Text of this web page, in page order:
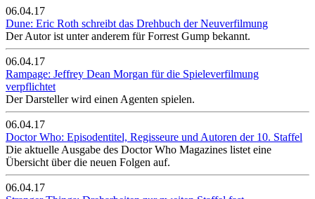
06.04.17
Dune: Eric Roth schreibt das Drehbuch der Neuverfilmung
Der Autor ist unter anderem für Forrest Gump bekannt.
06.04.17
Rampage: Jeffrey Dean Morgan für die Spieleverfilmung
verpflichtet
Der Darsteller wird einen Agenten spielen.
06.04.17
Doctor Who: Episodentitel, Regisseure und Autoren der 10. Staffel
Die aktuelle Ausgabe des Doctor Who Magazines listet eine
Übersicht über die neuen Folgen auf.
06.04.17